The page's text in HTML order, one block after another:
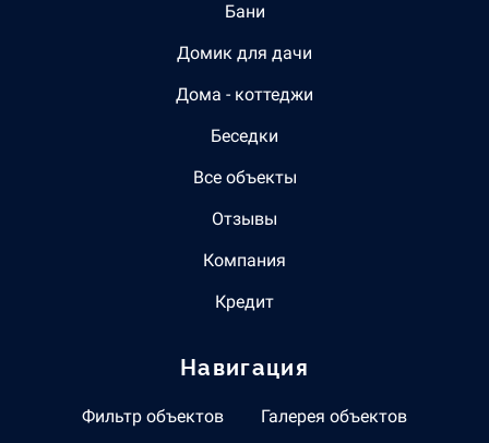
Бани
Домик для дачи
Дома - коттеджи
Беседки
Все объекты
Отзывы
Компания
Кредит
Навигация
Фильтр объектов
Галерея объектов